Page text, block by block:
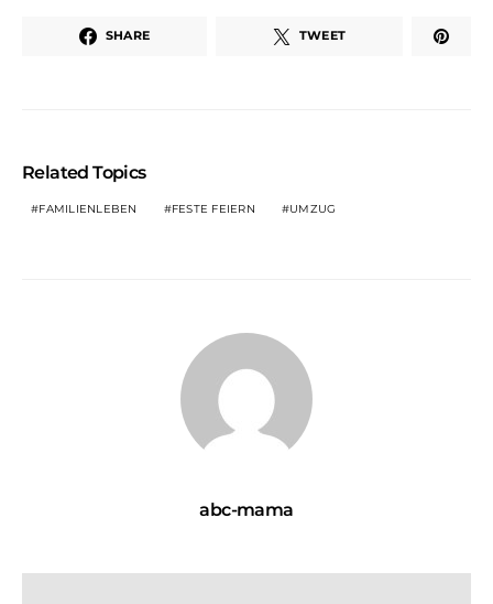
SHARE TWEET
Related Topics
FAMILIENLEBEN FESTE FEIERN UMZUG
abc-mama